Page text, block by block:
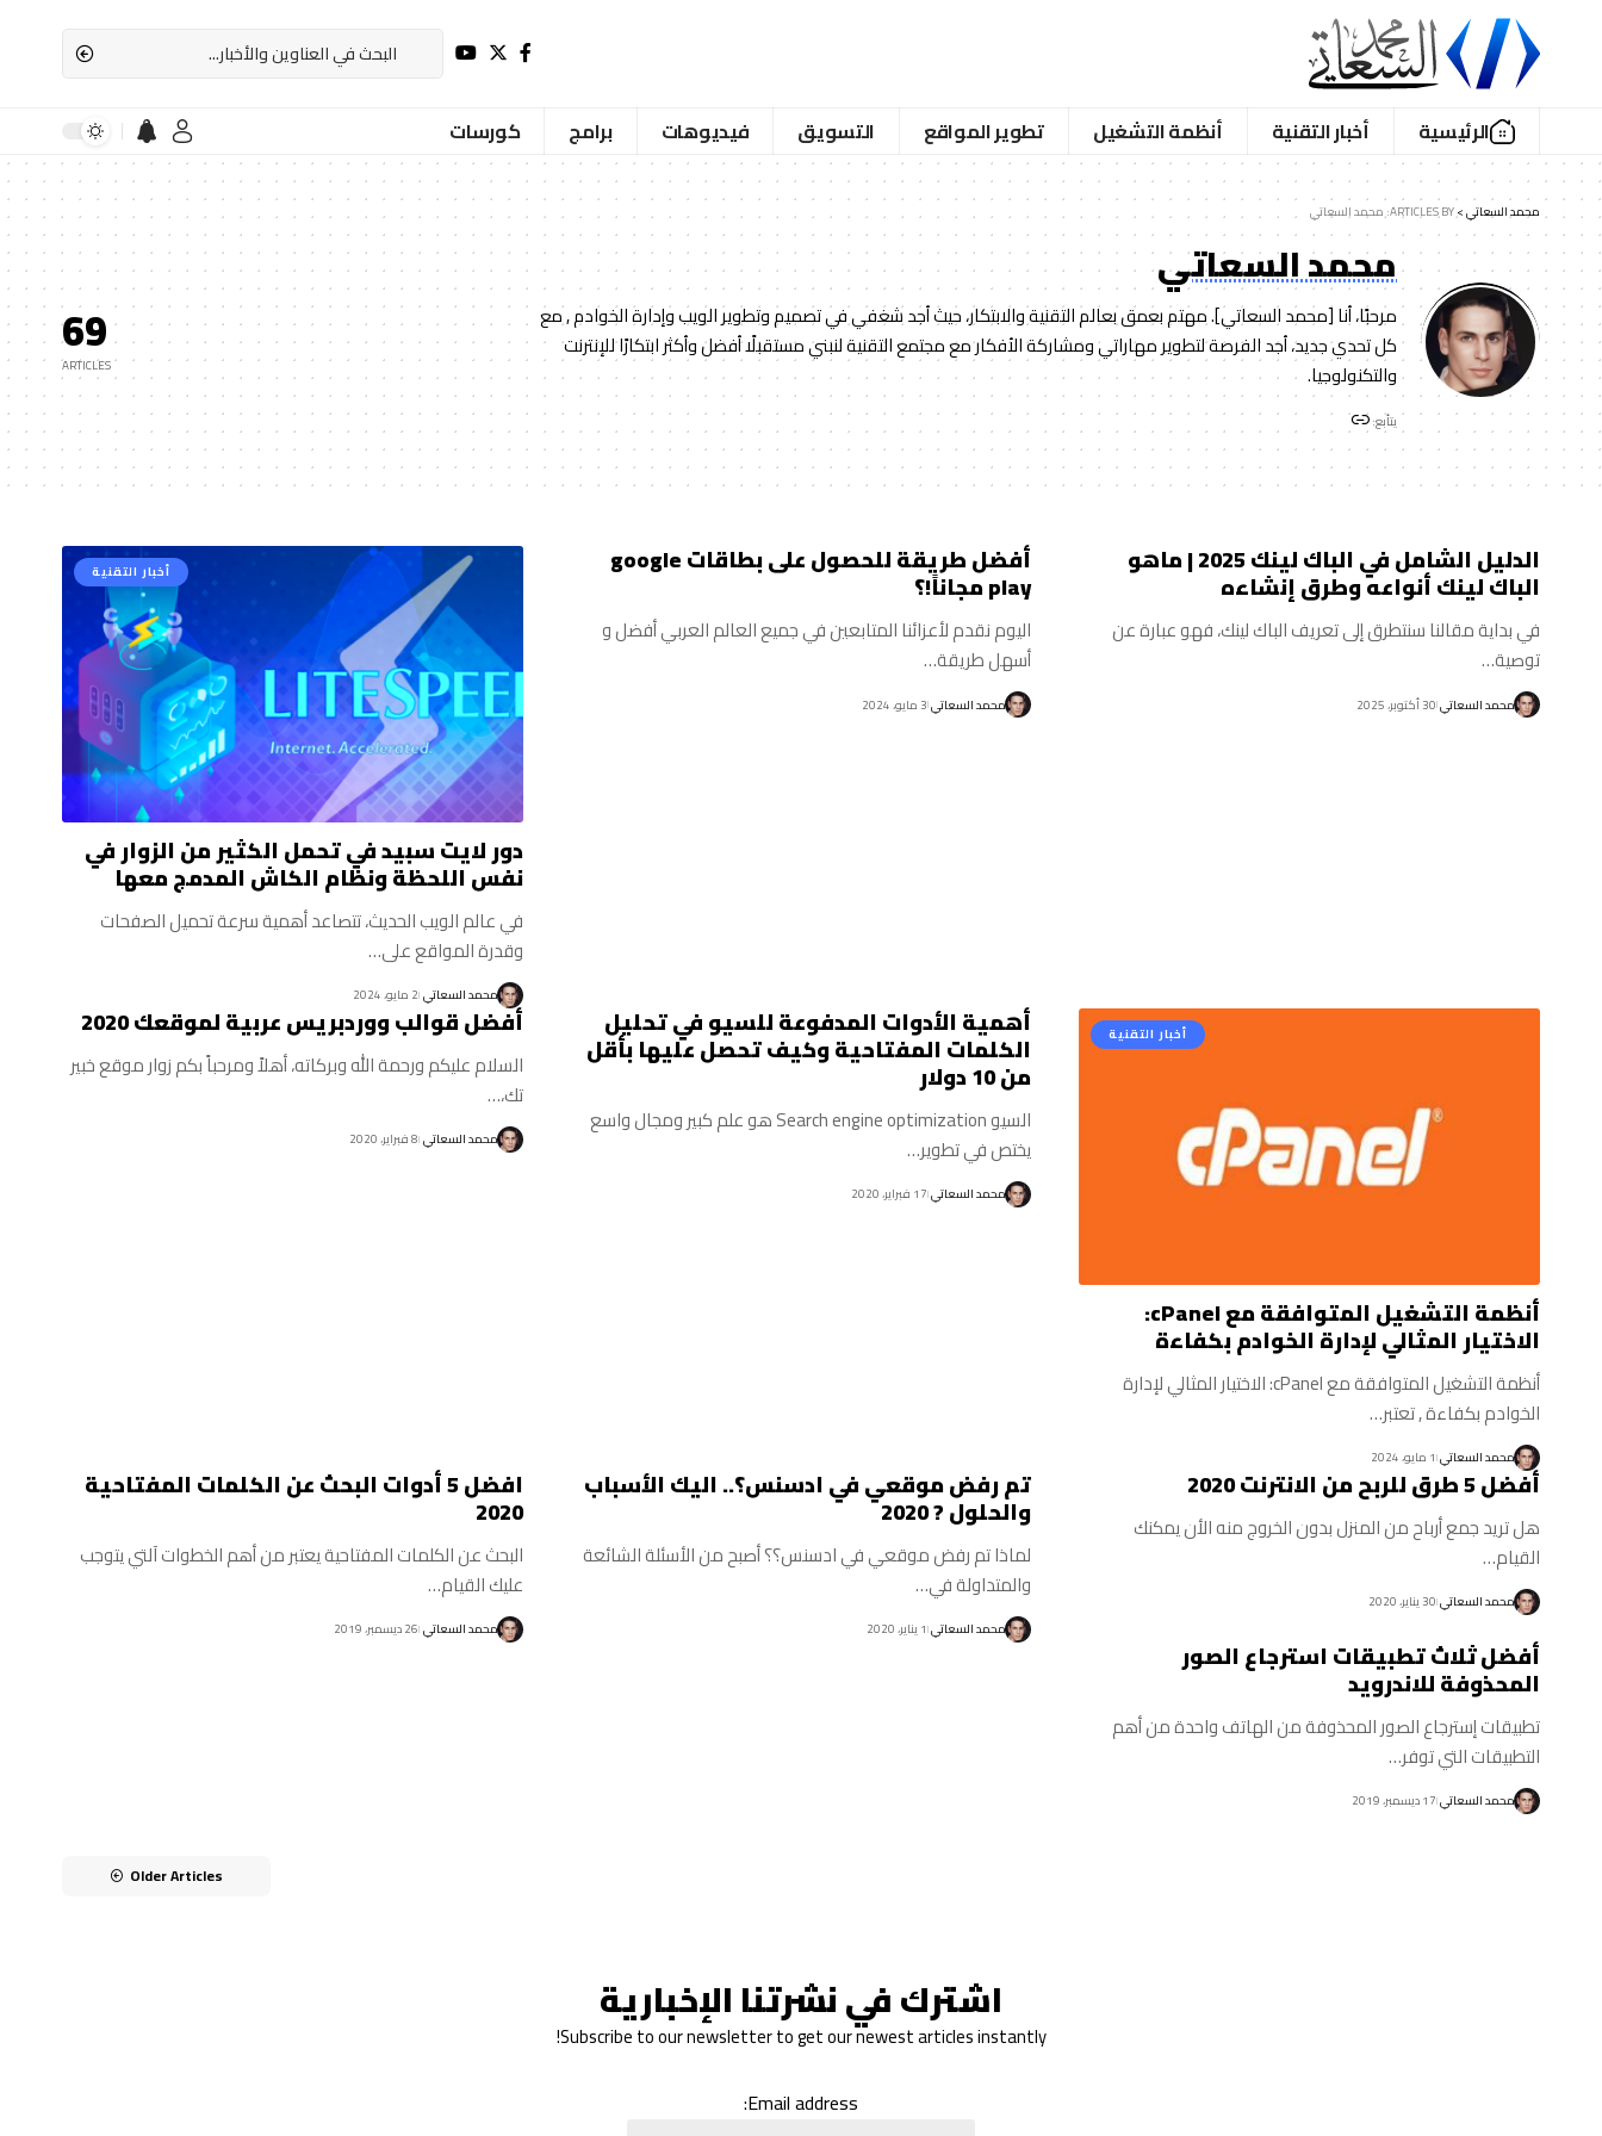
الرئيسية أخبار التقنية أنظمة التشغيل تطوير المواقع التسويق فيديوهات برامج كورسات
محمد السعاتي>ARTICLES BY: محمد السعاتي
محمد السعاتي
مرحبًا، أنا [محمد السعاتي]. مهتم بعمق بعالم التقنية والابتكار، حيث أجد شغفي في تصميم وتطوير الويب وإدارة الخوادم , مع
كل تحدي جديد، أجد الفرصة لتطوير مهاراتي ومشاركة الأفكار مع مجتمع التقنية لنبني مستقبلًا أفضل وأكثر ابتكارًا للإنترنت
والتكنولوجيا.
يتأبع:
69
ARTICLES
الدليل الشامل في الباك لينك 2025 | ماهو
الباك لينك أنواعه وطرق إنشاءه
في بداية مقالنا سنتطرق إلى تعريف الباك لينك، فهو عبارة عن
توصية…
محمد السعاتي 30 أكتوبر، 2025
أفضل طريقة للحصول على بطاقات google
play مجاناً!؟
اليوم نقدم لأعزائنا المتابعين في جميع العالم العربي أفضل و
أسهل طريقة…
محمد السعاتي 3 مايو، 2024
أخبار التقنية
دور لايت سبيد في تحمل الكثير من الزوار في
نفس اللحظة ونظام الكاش المدمج معها
في عالم الويب الحديث، تتصاعد أهمية سرعة تحميل الصفحات
وقدرة المواقع على…
محمد السعاتي2 مايو، 2024
أخبار التقنية
أنظمة التشغيل المتوافقة مع cPanel:
الاختيار المثالي لإدارة الخوادم بكفاءة
أنظمة التشغيل المتوافقة مع cPanel: الاختيار المثالي لإدارة
الخوادم بكفاءة , تعتبر…
محمد السعاتي 1 مايو، 2024
أهمية الأدوات المدفوعة للسيو في تحليل
الكلمات المفتاحية وكيف تحصل عليها بأقل
من 10 دولار
السيو Search engine optimization هو علم كبير ومجال واسع
يختص في تطوير…
محمد السعاتي 17 فبراير، 2020
أفضل قوالب ووردبريس عربية لموقعك 2020
السلام عليكم ورحمة الله وبركاته، أهلاً ومرحباً بكم زوار موقع خبير
تك،…
محمد السعاتي8 فبراير، 2020
أفضل 5 طرق للربح من الانترنت 2020
هل تريد جمع أرباح من المنزل بدون الخروج منه الأن يمكنك
القيام…
محمد السعاتي 30 يناير، 2020
تم رفض موقعي في ادسنس؟.. اليك الأسباب
والحلول ? 2020
لماذا تم رفض موقعي في ادسنس؟؟ أصبح من الأسئلة الشائعة
والمتداولة في…
محمد السعاتي 1 يناير، 2020
افضل 5 أدوات البحث عن الكلمات المفتاحية
2020
البحث عن الكلمات المفتاحية يعتبر من أهم الخطوات آلتي يتوجب
عليك القيام…
محمد السعاتي26 ديسمبر، 2019
أفضل ثلاث تطبيقات استرجاع الصور
المحذوفة للاندرويد
تطبيقات إسترجاع الصور المحذوفة من الهاتف واحدة من أهم
التطبيقات التي توفر…
محمد السعاتي 17 ديسمبر، 2019
Older Articles
اشترك في نشرتنا الإخبارية
Subscribe to our newsletter to get our newest articles instantly!
Email address: